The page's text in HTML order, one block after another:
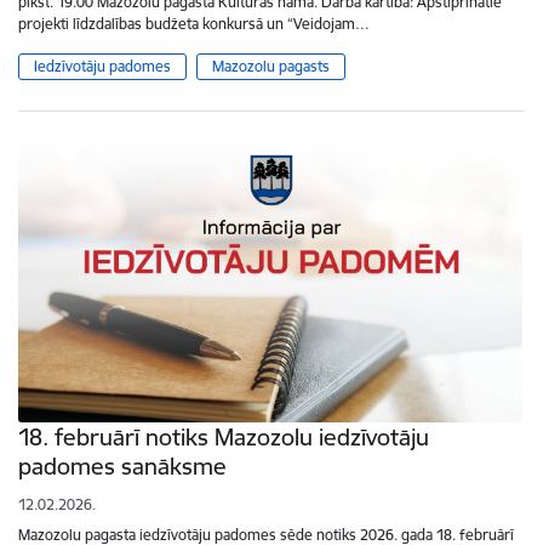
projekti līdzdalības budžeta konkursā un “Veidojam…
Iedzīvotāju padomes Mazozolu pagasts
18. februārī notiks Mazozolu iedzīvotāju
padomes sanāksme
12.02.2026.
Mazozolu pagasta iedzīvotāju padomes sēde notiks 2026. gada 18. februārī